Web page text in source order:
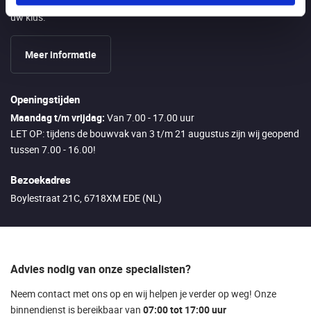
uw klus.
Meer informatie
Openingstijden
Maandag t/m vrijdag: Van 7.00 - 17.00 uur
LET OP: tijdens de bouwvak van 3 t/m 21 augustus zijn wij geopend
tussen 7.00 - 16.00!
Bezoekadres
Boylestraat 21C, 6718XM EDE (NL)
Advies nodig van onze specialisten?
Neem contact met ons op en wij helpen je verder op weg! Onze
binnendienst is bereikbaar van 07:00 tot 17:00 uur